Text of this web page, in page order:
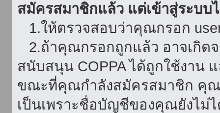
สมัครสมาชิกแล้ว แต่เข้าสู่ระบบ
1.ให้ตรวจสอบว่าคุณกรอก
2.ถ้าคุณกรอกถูกแล้ว อาจเกิด
สนับสนุน COPPA ได้ถูกใช้งาน
ขณะที่คุณกำลังสมัครสมาชิก คุ
เป็นเพราะชื่อบัญชีของคุณยังไม่